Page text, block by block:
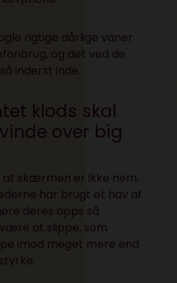
rigtige dårlige vaner
og det ved de
inderst inde.
klods skal
over big
at skærmen er ikke nem.
har brugt et hav af
deres apps så
at slippe, som
imod meget mere end